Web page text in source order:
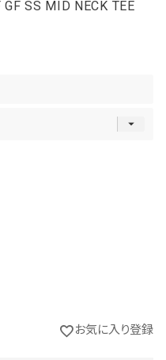
GF SS MID NECK TEE
お気に入り登録